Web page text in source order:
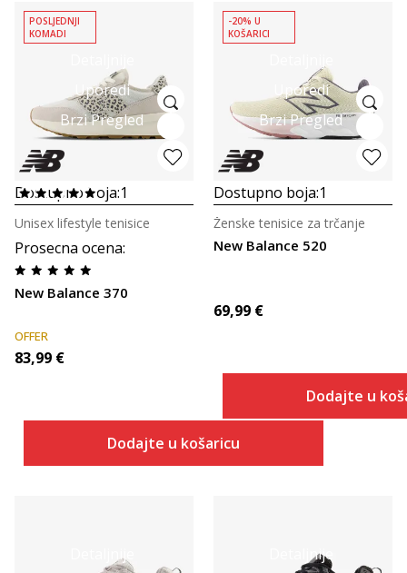
Uporedi
Brzi Pregled
POSLJEDNJI
KOMADI
Dostupno boja:1
Prosecna ocena:
New Balance 370
Unisex lifestyle tenisice
OFFER
83,99 €
Dodajte u košaricu
Uporedi
Brzi Pregled
-20% U
KOŠARICI
Dostupno boja:1
New Balance 520
Ženske tenisice za trčanje
69,99 €
Dodajte u
Detaljnije
Detaljnije